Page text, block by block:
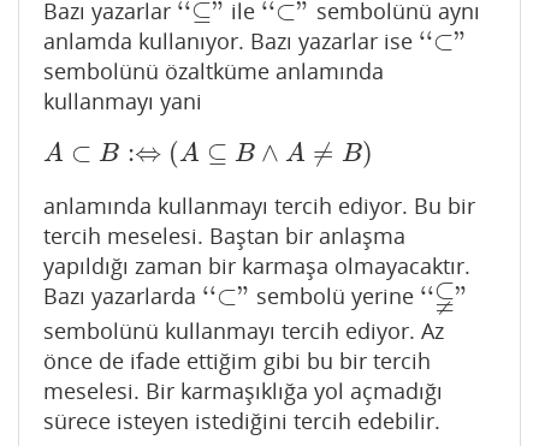
Bazı yazarlar ‘‘⊆"
‘‘⊆" ile ‘‘⊂"
‘‘⊂"
sembolünü aynı
anlamda kullanıyor. Bazı yazarlar ise ‘‘⊂"
‘‘⊂"
sembolünü özaltküme anlamında
kullanmayı yani
A ⊂ B :⇔ (A ⊆ B ∧ A ≠ B)
A ⊂B:⇔(A ⊆B∧ A≠ B)
anlamında kullanmayı tercih ediyor. Bu bir
tercih meselesi. Baştan bir anlaşma
yapıldığı zaman bir karmaşa olmayacaktır.
Bazı yazarlarda ‘‘⊂"
‘‘⊂" sembolü yerine ‘‘⫋"
‘‘⫋"
sembolünü kullanmayı tercih ediyor. Az
önce de ifade ettiğim gibi bu bir tercih
meselesi. Bir karmaşıklığa yol açmadığı
sürece isteyen istediğini tercih edebilir.